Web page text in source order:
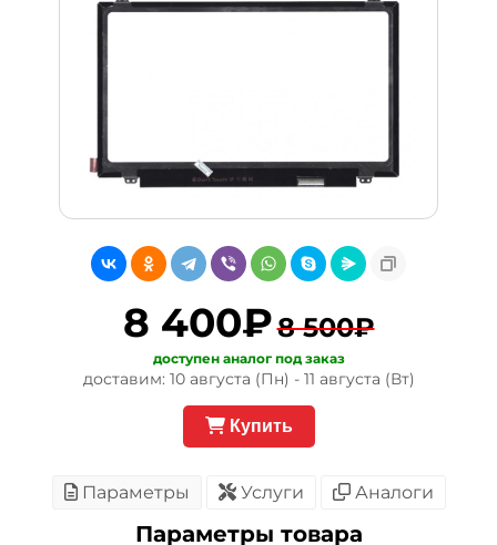
8 400₽8 500₽
доступен аналог под заказ
доставим: 10 августа (Пн) - 11 августа (Вт)
Купить
Параметры Услуги Аналоги
Параметры товара